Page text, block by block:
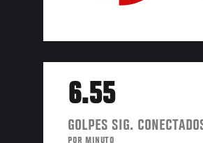
6.55
GOLPES SIG.
POR MINUTO